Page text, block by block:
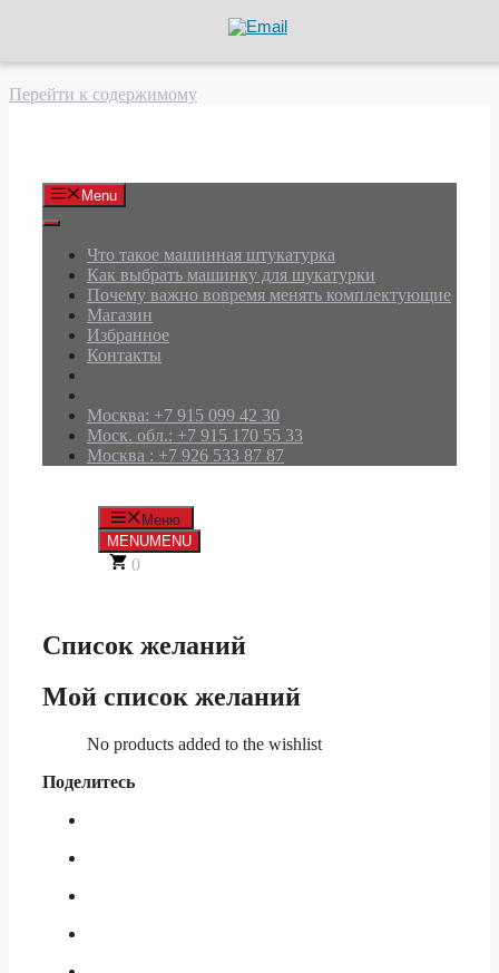
Перейти к содержимому
Menu
Что такое машинная штукатурка
Как выбрать машинку для шукатурки
Почему важно вовремя менять комплектующие
Магазин
Избранное
Контакты
Москва: +7 915 099 42 30
Моск. обл.: +7 915 170 55 33
Москва : +7 926 533 87 87
Меню
MENUMENU
0
Список желаний
Мой список желаний
No products added to the wishlist
Поделитесь